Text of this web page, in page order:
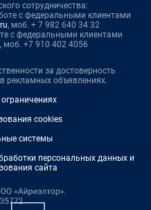
сотрудничества:
с федеральными клиентами
, моб. + 7 982 640 34 32
с федеральными клиентами
, моб. +7 910 402 4056
за достоверность
рекламных объявлениях.
cookies
системы
персональных данных и
сайта